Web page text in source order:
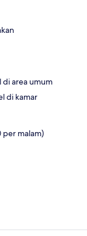
di area umum
di kamar
per malam)